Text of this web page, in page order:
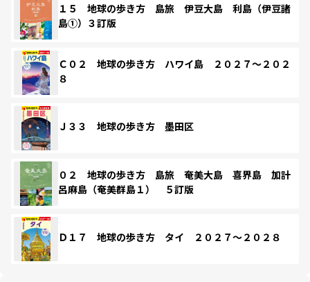
１５ 地球の歩き方 島旅 伊豆大島 利島（伊豆諸
島①）３訂版
Ｃ０２ 地球の歩き方 ハワイ島 ２０２７～２０２
８
Ｊ３３ 地球の歩き方 墨田区
０２ 地球の歩き方 島旅 奄美大島 喜界島 加計
呂麻島（奄美群島１） ５訂版
Ｄ１７ 地球の歩き方 タイ ２０２７～２０２８